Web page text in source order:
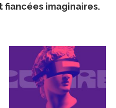
fiancées imaginaires.